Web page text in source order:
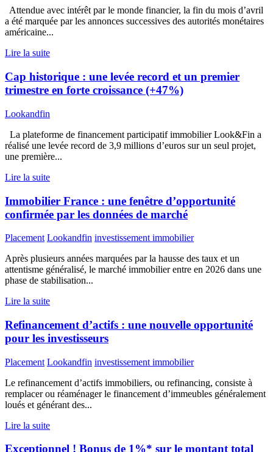
Attendue avec intérêt par le monde financier, la fin du mois d’avril
a été marquée par les annonces successives des autorités monétaires
américaine...
Lire la suite
Cap historique : une levée record et un premier
trimestre en forte croissance (+47%)
Lookandfin
La plateforme de financement participatif immobilier Look&Fin a
réalisé une levée record de 3,9 millions d’euros sur un seul projet,
une première...
Lire la suite
Immobilier France : une fenêtre d’opportunité
confirmée par les données de marché
Placement Lookandfin investissement immobilier
Après plusieurs années marquées par la hausse des taux et un
attentisme généralisé, le marché immobilier entre en 2026 dans une
phase de stabilisation...
Lire la suite
Refinancement d’actifs : une nouvelle opportunité
pour les investisseurs
Placement Lookandfin investissement immobilier
Le refinancement d’actifs immobiliers, ou refinancing, consiste à
remplacer ou réaménager le financement d’immeubles généralement
loués et générant des...
Lire la suite
Exceptionnel ! Bonus de 1%* sur le montant total